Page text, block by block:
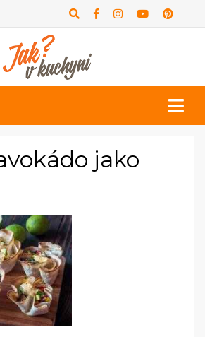
jako